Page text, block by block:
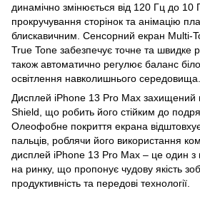
динамічно змінюється від 120 Гц до 10
прокручування сторінок та анімацію
блискавичним. Сенсорний екран Multi-
True Tone забезпечує точне та швидке
також автоматично регулює баланс
освітлення навколишнього середовища.
Дисплей iPhone 13 Pro Max захищений
Shield, що робить його стійким до
Олеофобне покриття екрана
пальців, роблячи його використання
дисплей iPhone 13 Pro Max – це один з
на ринку, що пропонує чудову якість
продуктивність та передові технології.